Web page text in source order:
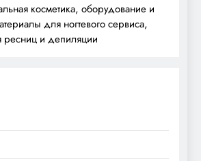
косметика, оборудование и
для ногтевого сервиса,
ресниц и депиляции